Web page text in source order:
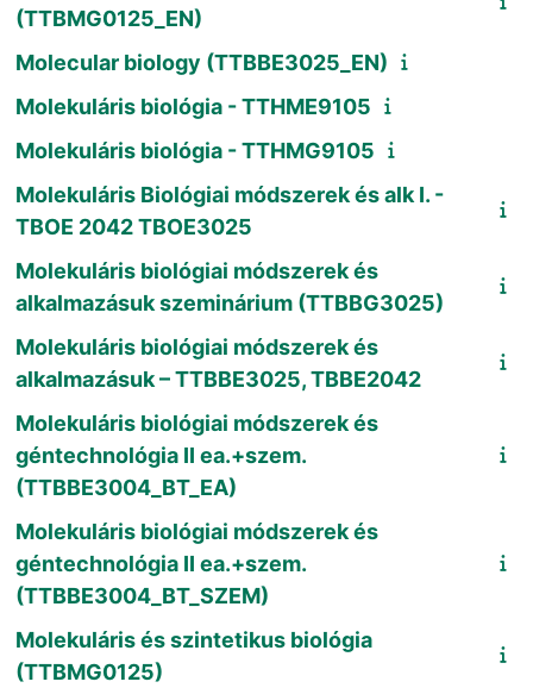
(TTBMG0125_EN)
Molecular biology (TTBBE3025_EN)
Molekuláris biológia - TTHME9105
Molekuláris biológia - TTHMG9105
Molekuláris Biológiai módszerek és alk I. -
TBOE 2042 TBOE3025
Molekuláris biológiai módszerek és
alkalmazásuk szeminárium (TTBBG3025)
Molekuláris biológiai módszerek és
alkalmazásuk – TTBBE3025, TBBE2042
Molekuláris biológiai módszerek és
géntechnológia II ea.+szem.
(TTBBE3004_BT_EA)
Molekuláris biológiai módszerek és
géntechnológia II ea.+szem.
(TTBBE3004_BT_SZEM)
Molekuláris és szintetikus biológia
(TTBMG0125)